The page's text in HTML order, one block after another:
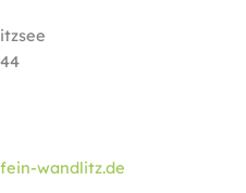
wandlitz.de